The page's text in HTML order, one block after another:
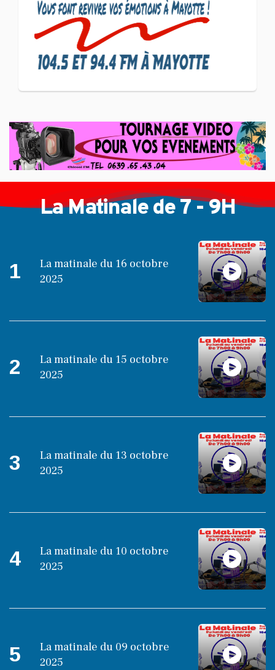
d'un entrepreneuriat
CULTURE ET SOCIÉTÉ
L'association Marovoanio
et Reska NI Kalamu pour la
Langue KIBOSI
La Matinale de 7 - 9H
1
La matinale du 16 octobre
2025
2
La matinale du 15 octobre
2025
3
La matinale du 13 octobre
2025
4
La matinale du 10 octobre
2025
5
La matinale du 09 octobre
2025